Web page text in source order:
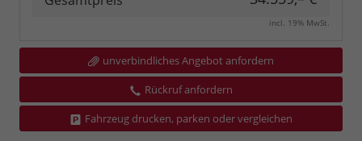
incl. 19% MwSt.
unverbindliches Angebot anfordern
Rückruf anfordern
Fahrzeug drucken, parken oder vergleichen